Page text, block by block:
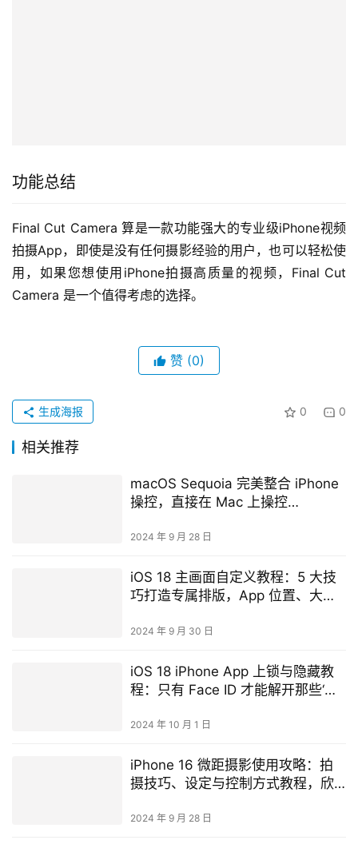
功能总结
Final Cut Camera 算是一款功能强大的专业级iPhone视频
拍摄App，即使是没有任何摄影经验的用户，也可以轻松使
用，如果您想使用iPhone拍摄高质量的视频，Final Cut
Camera 是一个值得考虑的选择。
赞 (0)
0 0
生成海报
相关推荐
macOS Sequoia 完美整合 iPhone
操控，直接在 Mac 上操控
2024 年 9 月 28 日
iOS 18 主画面自定义教程：5 大技
巧打造专属排版，App 位置、大
2024 年 9 月 30 日
iOS 18 iPhone App 上锁与隐藏教
程：只有 Face ID 才能解开那些‘特
2024 年 10 月 1 日
iPhone 16 微距摄影使用攻略：拍
摄技巧、设定与控制方式教程，欣
2024 年 9 月 28 日